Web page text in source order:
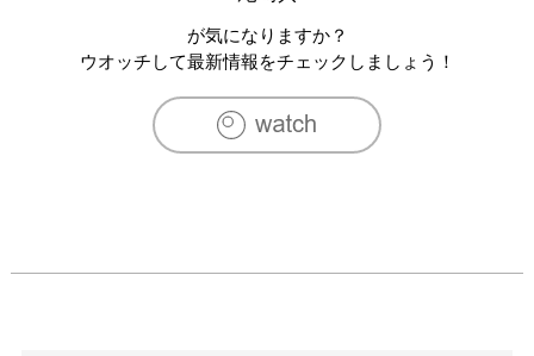
が気になりますか？
ウオッチして最新情報をチェックしましょう！